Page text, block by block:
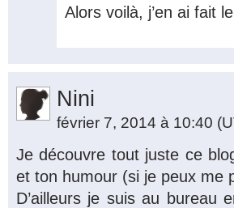
Alors voilà, j’en ai fait
Nini
février 7, 2014 à 10:40
Je découvre tout juste ce
et ton humour (si je peux me
D’ailleurs je suis au bureau